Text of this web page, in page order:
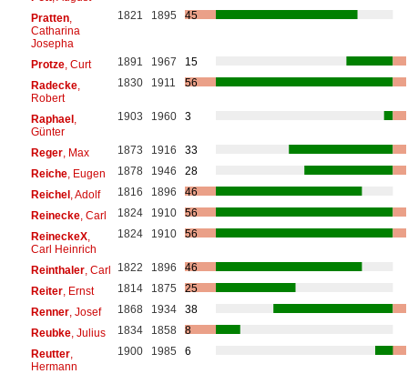
Pratten,
Catharina
Josepha
1821 1895 45
Protze, Curt 1891 1967
15
Radecke,
Robert
1830 1911 56
Raphael,
Günter
1903 1960 3
Reger, Max 1873 1916
33
Reiche, Eugen 1878 1946
28
Reichel, Adolf 1816 1896
46
Reinecke, Carl 1824 1910
56
ReineckeX,
Carl Heinrich
1824 1910 56
Reinthaler, Carl 1822 1896
46
Reiter, Ernst 1814 1875
25
Renner, Josef 1868 1934
38
Reubke, Julius 1834 1858
8
Reutter,
Hermann
1900 1985 6